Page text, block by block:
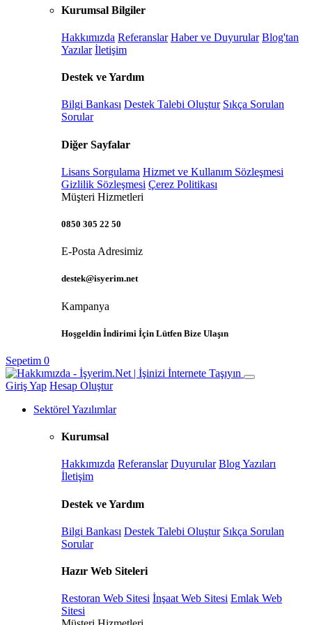
Kurumsal Bilgiler
Hakkımızda Referanslar Haber ve Duyurular Blog'tan
Yazılar İletişim
Destek ve Yardım
Bilgi Bankası Destek Talebi Oluştur Sıkça Sorulan
Sorular
Diğer Sayfalar
Lisans Sorgulama Hizmet ve Kullanım Sözleşmesi
Gizlilik Sözleşmesi Çerez Politikası
Müşteri Hizmetleri
0850 305 22 50
E-Posta Adresimiz
destek@isyerim.net
Kampanya
Hoşgeldin İndirimi İçin Lütfen Bize Ulaşın
Sepetim 0
Giriş Yap Hesap Oluştur
Sektörel Yazılımlar
Kurumsal
Hakkımızda Referanslar Duyurular Blog Yazıları
İletişim
Destek ve Yardım
Bilgi Bankası Destek Talebi Oluştur Sıkça Sorulan
Sorular
Hazır Web Siteleri
Restoran Web Sitesi İnşaat Web Sitesi Emlak Web
Sitesi